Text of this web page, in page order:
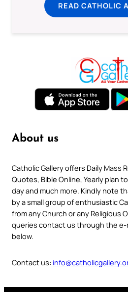
READ CATHOLIC
About us
Catholic Gallery offers Daily Mass
Quotes, Bible Online, Yearly plan
day and much more. Kindly note
by a small group of enthusiastic
from any Church or any Religious
queries contact us through the e-
below.
Contact us: